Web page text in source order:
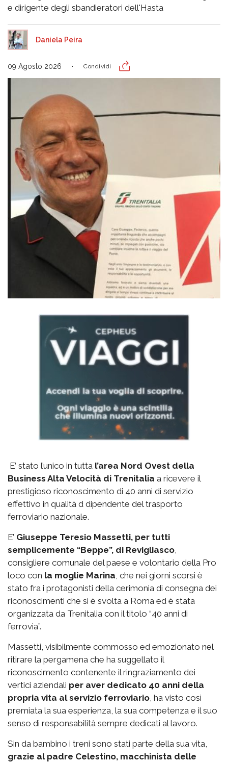
e dirigente degli sbandieratori dell'Hasta
Daniela Peira
09 Agosto 2026 Condividi
E’ stato l’unico in tutta l’area Nord Ovest della
Business Alta Velocità di Trenitalia a ricevere il
prestigioso riconoscimento di 40 anni di servizio
effettivo in qualità d dipendente del trasporto
ferroviario nazionale.
E’ Giuseppe Teresio Massetti, per tutti
semplicemente “Beppe”, di Revigliasco
consigliere comunale del paese e volontario della Pro
loco con la moglie Marina , che nei giorni scorsi è
stato fra i protagonisti della cerimonia di consegna dei
riconoscimenti che si è svolta a Roma ed è stata
organizzata da Trenitalia con il titolo “40 anni di
ferrovia”.
Massetti, visibilmente commosso ed emozionato nel
ritirare la pergamena che ha suggellato il
riconoscimento contenente il ringraziamento dei
vertici aziendali per aver dedicato 40 anni della
propria vita al servizio ferroviario , ha visto così
premiata la sua esperienza, la sua competenza e il suo
senso di responsabilità sempre dedicati al lavoro.
Sin da bambino i treni sono stati parte della sua vita,
grazie al padre Celestino, macchinista delle